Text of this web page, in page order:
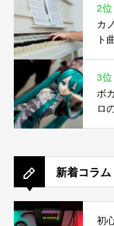
2位
カ
ト
3位
ボ
ロ
新着コラム
初